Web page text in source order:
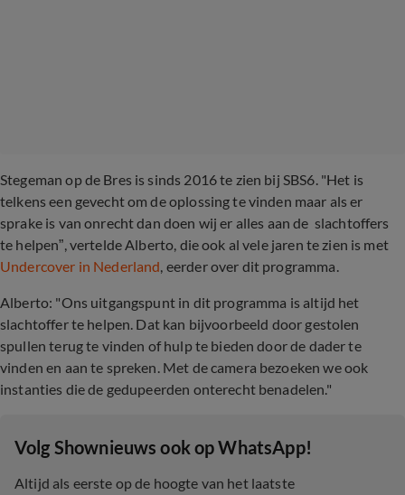
Stegeman op de Bres is sinds 2016 te zien bij SBS6. "Het is
telkens een gevecht om de oplossing te vinden maar als er
sprake is van onrecht dan doen wij er alles aan de slachtoffers
te helpen”, vertelde Alberto, die ook al vele jaren te zien is met
Undercover in Nederland, eerder over dit programma.
Alberto: "Ons uitgangspunt in dit programma is altijd het
slachtoffer te helpen. Dat kan bijvoorbeeld door gestolen
spullen terug te vinden of hulp te bieden door de dader te
vinden en aan te spreken. Met de camera bezoeken we ook
instanties die de gedupeerden onterecht benadelen."
‎Volg Shownieuws ook op WhatsApp!
Altijd als eerste op de hoogte van het laatste